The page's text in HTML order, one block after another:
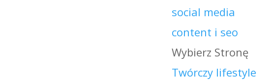
social media
content i seo
Wybierz Stronę
Twórczy lifestyle